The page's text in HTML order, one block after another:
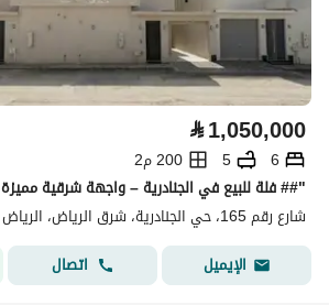
⃁1,050,000
6
5
200 م2
"## فلة للبيع في الجنادرية – واجهة شرقية مميزة
شارع رقم 165، حي الجنادرية، شرق الرياض، الرياض
الإيميل
اتصال